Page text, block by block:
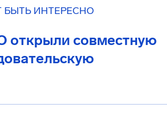
ИНТЕРЕСНО
открыли совместную